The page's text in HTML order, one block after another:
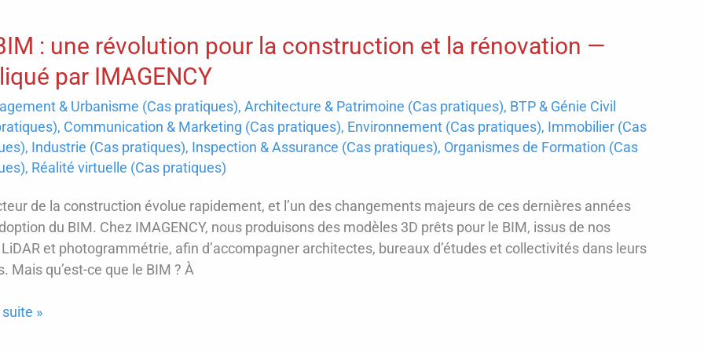
: une révolution pour la construction et la rénovation —
par IMAGENCY
& Urbanisme (Cas pratiques), Architecture & Patrimoine (Cas pratiques), BTP & Génie Civil
, Communication & Marketing (Cas pratiques), Environnement (Cas pratiques), Immobilier (Cas
, Industrie (Cas pratiques), Inspection & Assurance (Cas pratiques), Organismes de Formation (Cas
, Réalité virtuelle (Cas pratiques)
de la construction évolue rapidement, et l’un des changements majeurs de ces dernières années
du BIM. Chez IMAGENCY, nous produisons des modèles 3D prêts pour le BIM, issus de nos
et photogrammétrie, afin d’accompagner architectes, bureaux d’études et collectivités dans leurs
Mais qu’est-ce que le BIM ? À
»